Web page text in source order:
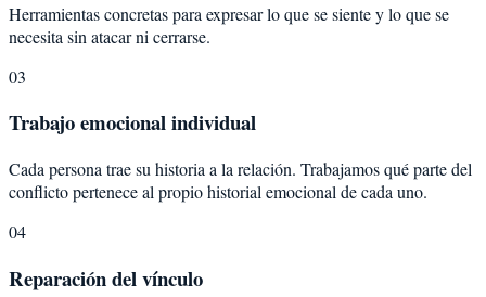
Herramientas concretas para expresar lo que se siente y lo que se
necesita sin atacar ni cerrarse.
03
Trabajo emocional individual
Cada persona trae su historia a la relación. Trabajamos qué parte del
conflicto pertenece al propio historial emocional de cada uno.
04
Reparación del vínculo